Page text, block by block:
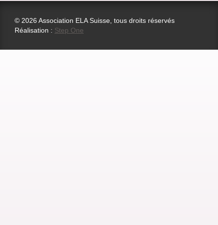
© 2026 Association ELA Suisse, tous droits réservés
Réalisation : Step One